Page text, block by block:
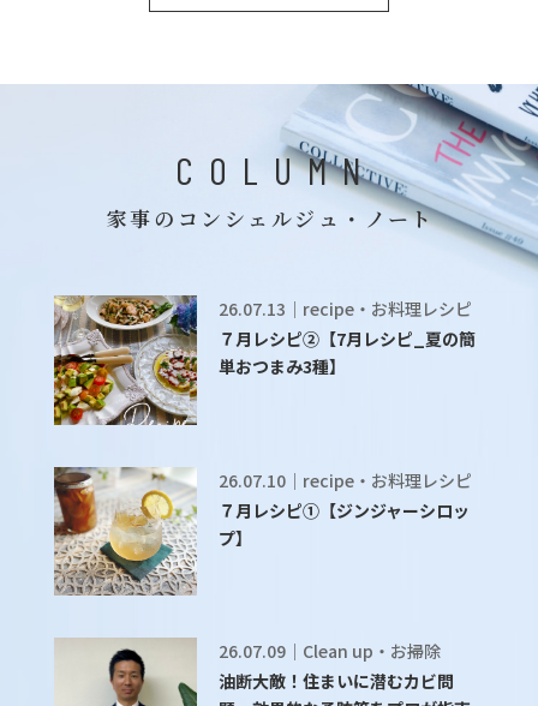
COLUMN
家事のコンシェルジュ・ノート
26.07.13｜recipe・お料理レシピ
７月レシピ②【7月レシピ_夏の簡
単おつまみ3種】
26.07.10｜recipe・お料理レシピ
７月レシピ①【ジンジャーシロッ
プ】
26.07.09｜Clean up・お掃除
油断大敵！住まいに潜むカビ問